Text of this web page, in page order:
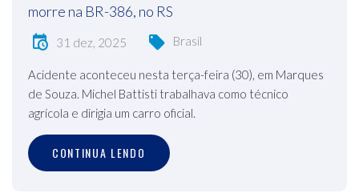
morre na BR-386, no RS
31 dez, 2025 Brasil
Acidente aconteceu nesta terça-feira (30), em Marques
de Souza. Michel Battisti trabalhava como técnico
agrícola e dirigia um carro oficial.
CONTINUA LENDO